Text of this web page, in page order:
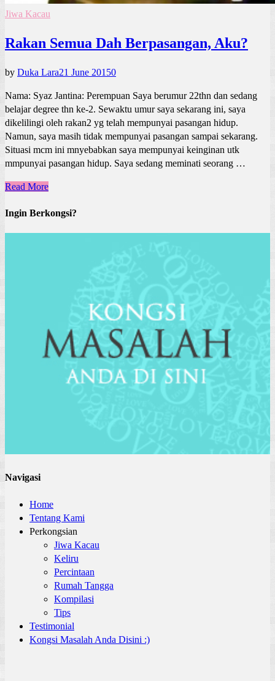
Jiwa Kacau
Rakan Semua Dah Berpasangan, Aku?
by Duka Lara21 June 20150
Nama: Syaz Jantina: Perempuan Saya berumur 22thn dan sedang
belajar degree thn ke-2. Sewaktu umur saya sekarang ini, saya
dikelilingi oleh rakan2 yg telah mempunyai pasangan hidup.
Namun, saya masih tidak mempunyai pasangan sampai sekarang.
Situasi mcm ini mnyebabkan saya mempunyai keinginan utk
mmpunyai pasangan hidup. Saya sedang meminati seorang …
Read More
Ingin Berkongsi?
Navigasi
Home
Tentang Kami
Perkongsian
Jiwa Kacau
Keliru
Percintaan
Rumah Tangga
Kompilasi
Tips
Testimonial
Kongsi Masalah Anda Disini :)